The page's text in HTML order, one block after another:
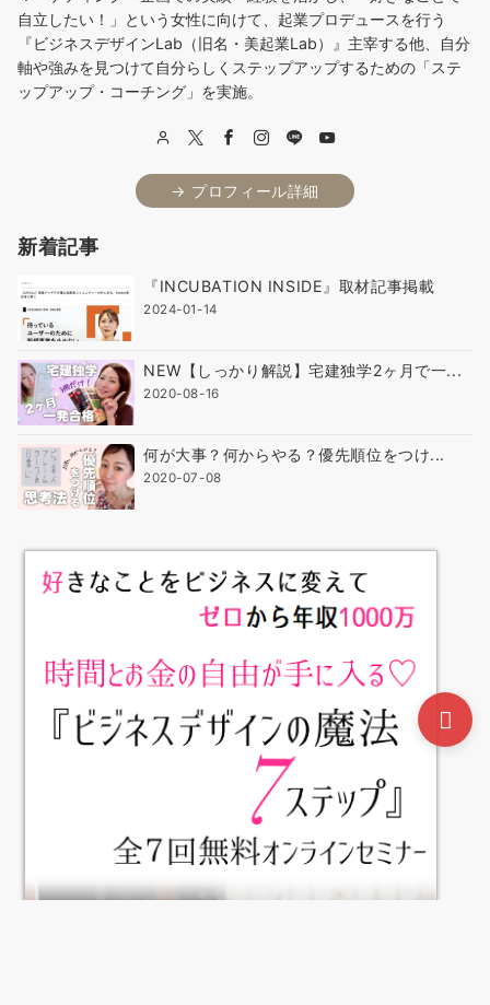
自立したい！」という女性に向けて、起業プロデュースを行う
『ビジネスデザインLab（旧名・美起業Lab）』主宰する他、自分
軸や強みを見つけて自分らしくステップアップするための「ステ
ップアップ・コーチング」を実施。
→ プロフィール詳細
新着記事
『INCUBATION INSIDE』取材記事掲載
2024-01-14
NEW【しっかり解説】宅建独学2ヶ月で一...
2020-08-16
何が大事？何からやる？優先順位をつけ...
2020-07-08